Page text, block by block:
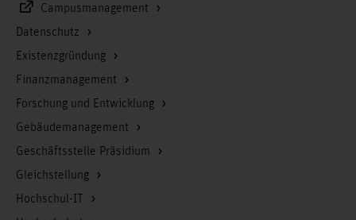
Campusmanagement
Datenschutz
Existenzgründung
Finanzmanagement
Forschung und Entwicklung
Gebäudemanagement
Geschäftsstelle Präsidium
Gleichstellung
Hochschul-IT